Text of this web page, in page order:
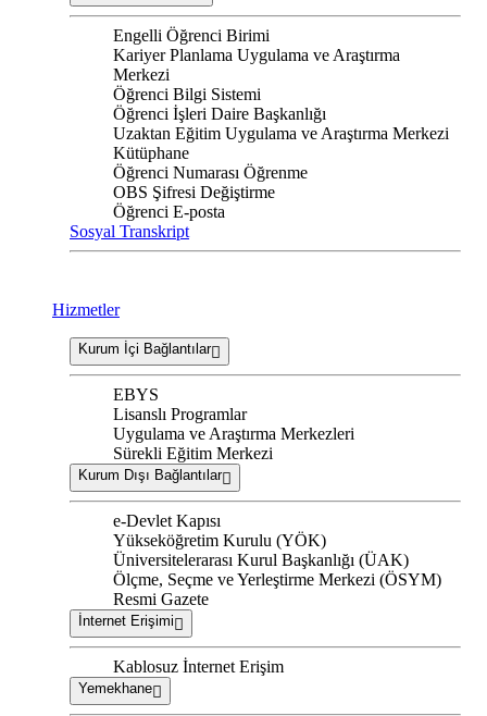
Engelli Öğrenci Birimi
Kariyer Planlama Uygulama ve Araştırma
Merkezi
Öğrenci Bilgi Sistemi
Öğrenci İşleri Daire Başkanlığı
Uzaktan Eğitim Uygulama ve Araştırma Merkezi
Kütüphane
Öğrenci Numarası Öğrenme
OBS Şifresi Değiştirme
Öğrenci E-posta
Sosyal Transkript
Hizmetler
Kurum İçi Bağlantılar
EBYS
Lisanslı Programlar
Uygulama ve Araştırma Merkezleri
Sürekli Eğitim Merkezi
Kurum Dışı Bağlantılar
e-Devlet Kapısı
Yükseköğretim Kurulu (YÖK)
Üniversitelerarası Kurul Başkanlığı (ÜAK)
Ölçme, Seçme ve Yerleştirme Merkezi (ÖSYM)
Resmi Gazete
İnternet Erişimi
Kablosuz İnternet Erişim
Yemekhane